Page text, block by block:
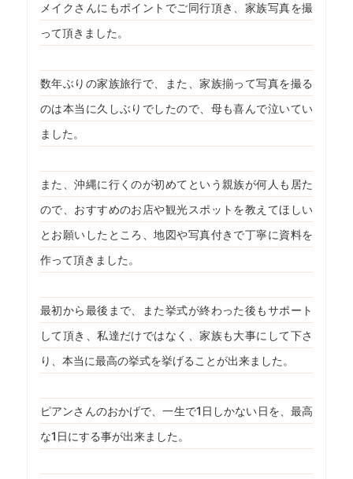
メイクさんにもポイントでご同行頂き、家族写真を撮
って頂きました。
数年ぶりの家族旅行で、また、家族揃って写真を撮る
のは本当に久しぶりでしたので、母も喜んで泣いてい
ました。
また、沖縄に行くのが初めてという親族が何人も居た
ので、おすすめのお店や観光スポットを教えてほしい
とお願いしたところ、地図や写真付きで丁寧に資料を
作って頂きました。
最初から最後まで、また挙式が終わった後もサポート
して頂き、私達だけではなく、家族も大事にして下さ
り、本当に最高の挙式を挙げることが出来ました。
ピアンさんのおかげで、一生で1日しかない日を、最高
な1日にする事が出来ました。